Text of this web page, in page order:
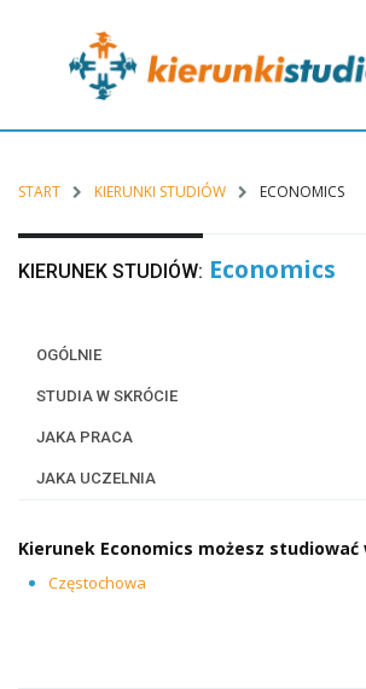
START KIERUNKI STUDIÓW ECONOMICS
KIERUNEK STUDIÓW: Economics
OGÓLNIE
STUDIA W SKRÓCIE
JAKA PRACA
JAKA UCZELNIA
Kierunek Economics możesz studiować
Częstochowa